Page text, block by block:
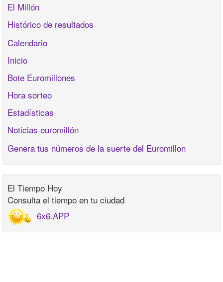
El Millón
Histórico de resultados
Calendario
Inicio
Bote Euromillones
Hora sorteo
Estadísticas
Noticias euromillón
Genera tus números de la suerte del Euromillon
El Tiempo Hoy
Consulta el tiempo en tu ciudad
6x6.APP